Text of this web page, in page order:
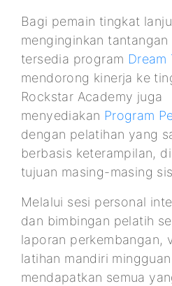
Bagi pemain tingkat
menginginkan tantangan
tersedia program Dream
mendorong kinerja ke
Rockstar Academy juga
menyediakan Program
dengan pelatihan yang
berbasis keterampilan,
tujuan masing-masing
Melalui sesi personal
dan bimbingan pelatih
laporan perkembangan,
latihan mandiri
mendapatkan semua